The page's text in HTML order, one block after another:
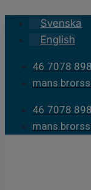
Skip
content
Svenska
English
46 7078
46 7078